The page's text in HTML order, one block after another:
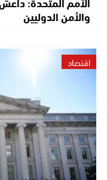
والأمن الدوليين
اقتصاد